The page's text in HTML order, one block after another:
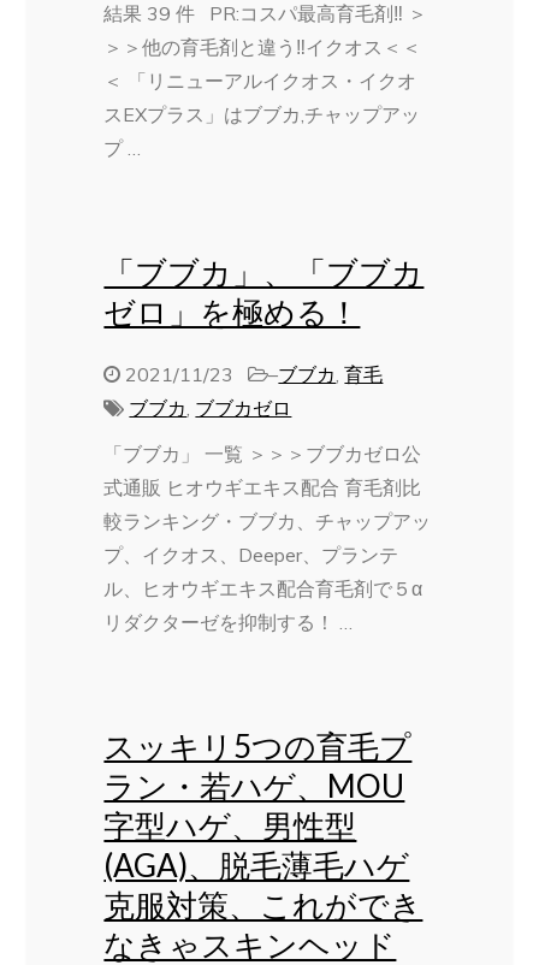
結果 39 件 PR:コスパ最高育毛剤‼ ＞
＞＞他の育毛剤と違う‼イクオス＜＜
＜ 「リニューアルイクオス・イクオ
スEXプラス」はブブカ,チャップアッ
プ …
「ブブカ」、「ブブカ
ゼロ」を極める！
2021/11/23 –ブブカ,育毛
ブブカ, ブブカゼロ
「ブブカ」 一覧 ＞＞＞ブブカゼロ公
式通販 ヒオウギエキス配合 育毛剤比
較ランキング・ブブカ、チャップアッ
プ、イクオス、Deeper、プランテ
ル、ヒオウギエキス配合育毛剤で５α
リダクターゼを抑制する！ …
スッキリ5つの育毛プ
ラン・若ハゲ、MOU
字型ハゲ、男性型
(AGA)、脱毛薄毛ハゲ
克服対策、これができ
なきゃスキンヘッド